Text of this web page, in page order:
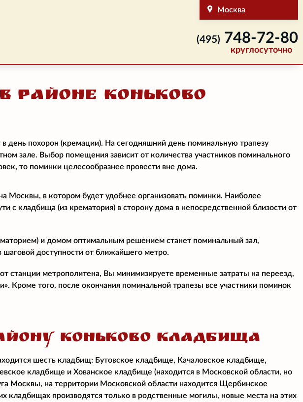
Москва
(495) 748-72-80
круглосуточно
районе Коньково
день похорон (кремации). На сегодняшний день поминальную трапезу
зале. Выбор помещения зависит от количества участников поминального
то поминки целесообразнее провести вне дома.
Москвы, в котором будет удобнее организовать поминки. Наиболее
с кладбища (из крематория) в сторону дома в непосредственной близости от
и домом оптимальным решением станет поминальный зал,
доступности от ближайшего метро.
станции метрополитена, Вы минимизируете временные затраты на переезд,
Кроме того, после окончания поминальной трапезы все участники поминок
КОНЬКОВО КЛАДБИЩА
шесть кладбищ: Бутовское кладбище, Качаловское кладбище,
кладбище и Хованское кладбище (находится в Московской области, но
Москвы, на территории Московской области находится Щербинское
кладбищах производятся только в родственные могилы, новые места на этих